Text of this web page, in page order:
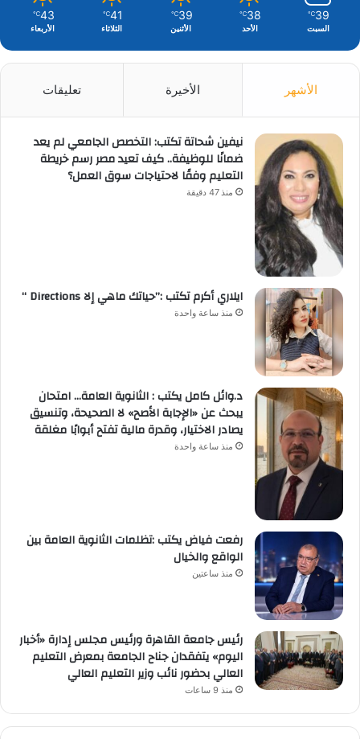
39
℃
السبت
38
℃
الأحد
39
℃
الأثنين
41
℃
الثلاثاء
43
℃
الأربعاء
الأشهر الأخيرة تعليقات
نيفين شحاتة تكتب: التخصص الجامعي لم يعد
ضمانًا للوظيفة.. كيف تعيد مصر رسم خريطة
التعليم وفقًا لاحتياجات سوق العمل؟
منذ 47 دقيقة
ايلاري أكرم تكتب :”حياتك ماهي إلا Directions “
منذ ساعة واحدة
د.وائل كامل يكتب : الثانوية العامة… امتحان
يبحث عن «الإجابة الأصح» لا الصحيحة، وتنسيق
يصادر الاختيار، وقدرة مالية تفتح أبوابًا مغلقة
منذ ساعة واحدة
رفعت فياض يكتب :تظلمات الثانوية العامة بين
الواقع والخيال
منذ ساعتين
رئيس جامعة القاهرة ورئيس مجلس إدارة «أخبار
اليوم» يتفقدان جناح الجامعة بمعرض التعليم
العالي بحضور نائب وزير التعليم العالي
منذ 9 ساعات